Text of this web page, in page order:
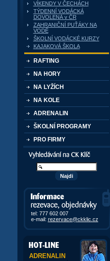
VÍKENDY V ČECHÁCH
TÝDENNÍ VODÁCKÁ
DOVOLENÁ v ČR
ZAHRANIČNÍ PUŤÁKY NA
VODĚ
ŠKOLNÍ VODÁCKÉ KURZY
KAJAKOVÁ ŠKOLA
RAFTING
NA HORY
NA LYŽÍCH
NA KOLE
ADRENALIN
ŠKOLNÍ PROGRAMY
PRO FIRMY
Vyhledávání kurzů a akcí
Informace, rezervace,
objedávky
tel: 777 602 007
e-mail: rezervace@ckklic.cz
ADRENALIN